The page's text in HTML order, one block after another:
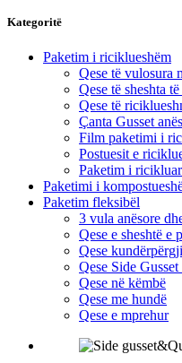
Kategoritë
Paketim i riciklueshëm
Qese të vulosura
Qese të sheshta
Qese të
Çanta Gusset
Film paketimi i
Postuesit e
Paketim i
Paketimi i
Paketim fleksibël
3 vula anësore
Qese e sheshtë e
Qese
Qese Side
Qese në këmbë
Qese me hundë
Qese e mprehur